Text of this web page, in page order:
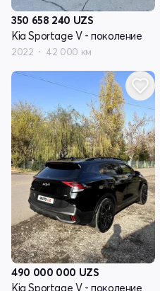
350 658 240 UZS
Kia Sportage V - поколение
2022 42 000 км
490 000 000 UZS
Kia Sportage V - поколение